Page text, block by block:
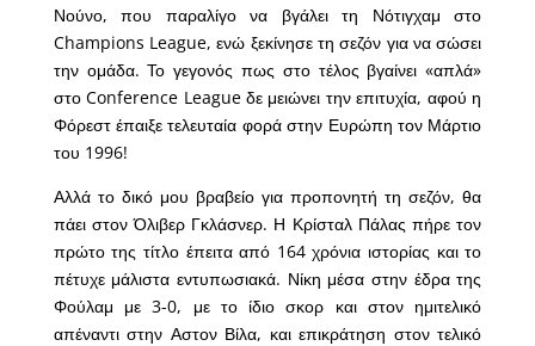
Νούνο, που παραλίγο να βγάλει τη Νότιγχαμ στο
Champions League, ενώ ξεκίνησε τη σεζόν για να σώσει
την ομάδα. Το γεγονός πως στο τέλος βγαίνει «απλά»
στο Conference League δε μειώνει την επιτυχία, αφού η
Φόρεστ έπαιξε τελευταία φορά στην Ευρώπη τον Μάρτιο
του 1996!
Αλλά το δικό μου βραβείο για προπονητή τη σεζόν, θα
πάει στον Όλιβερ Γκλάσνερ. Η Κρίσταλ Πάλας πήρε τον
πρώτο της τίτλο έπειτα από 164 χρόνια ιστορίας και το
πέτυχε μάλιστα εντυπωσιακά. Νίκη μέσα στην έδρα της
Φούλαμ με 3-0, με το ίδιο σκορ και στον ημιτελικό
απέναντι στην Αστον Βίλα, και επικράτηση στον τελικό